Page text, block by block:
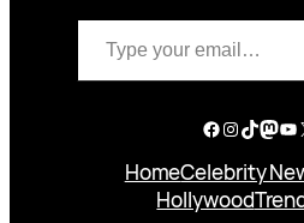
Type your email…
Facebook
TikTok
HomeCelebrity
Hollywood